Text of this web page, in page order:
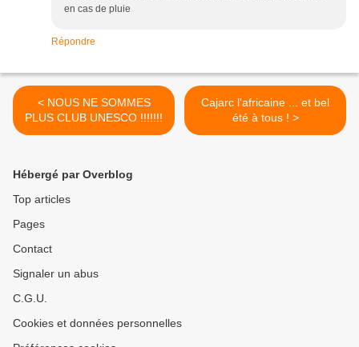
en cas de pluie
Répondre
< NOUS NE SOMMES
PLUS CLUB UNESCO !!!!!!!
Cajarc l'africaine ... et bel
été à tous ! >
Hébergé par Overblog
Top articles
Pages
Contact
Signaler un abus
C.G.U.
Cookies et données personnelles